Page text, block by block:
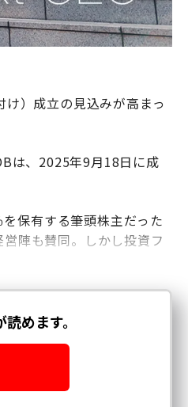
）成立の見込みが高まっ
は、2025年9月18日に成
保有する筆頭株主だった
陣も賛同。しかし投資フ